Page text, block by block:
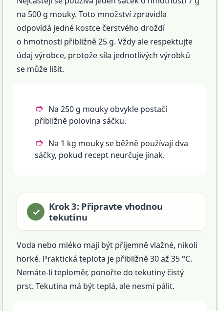
na 500 g mouky. Toto množství zpravidla
odpovídá jedné kostce čerstvého droždí
o hmotnosti přibližně 25 g. Vždy ale respektujte
údaj výrobce, protože síla jednotlivých výrobků
se může lišit.
Na 250 g mouky obvykle postačí
přibližně polovina sáčku.
Na 1 kg mouky se běžně používají dva
sáčky, pokud recept neurčuje jinak.
Krok 3: Připravte vhodnou
tekutinu
Voda nebo mléko mají být příjemně vlažné, nikoli
horké. Praktická teplota je přibližně 30 až 35 °C.
Nemáte-li teploměr, ponořte do tekutiny čistý
prst. Tekutina má být teplá, ale nesmí pálit.